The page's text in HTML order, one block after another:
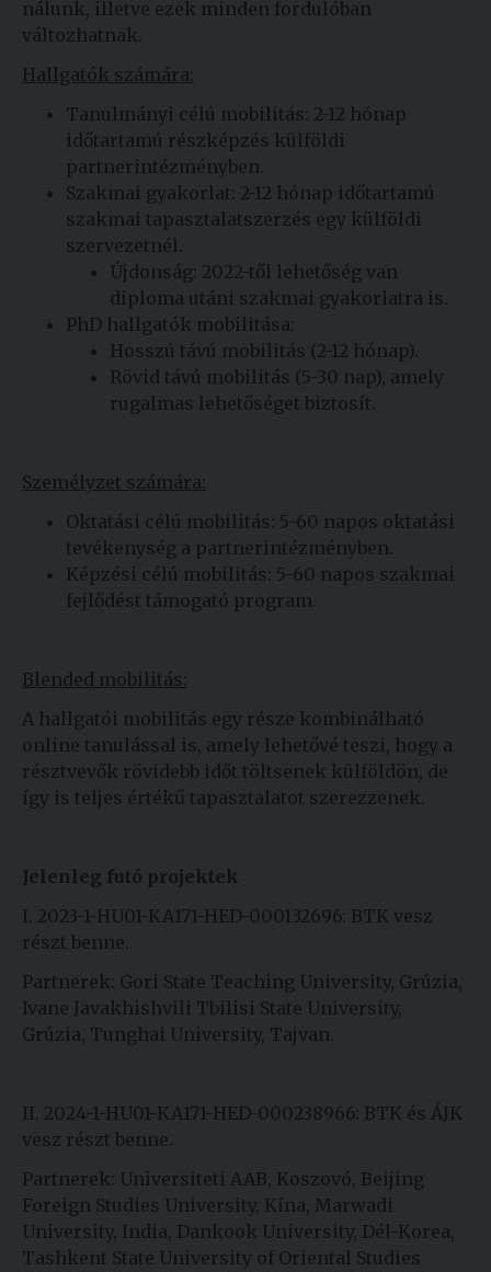
nálunk, illetve ezek minden fordulóban
változhatnak.
Hallgatók számára:
Tanulmányi célú mobilitás: 2-12 hónap
időtartamú részképzés külföldi
partnerintézményben.
Szakmai gyakorlat: 2-12 hónap időtartamú
szakmai tapasztalatszerzés egy külföldi
szervezetnél.
Újdonság: 2022-től lehetőség van
diploma utáni szakmai gyakorlatra is.
PhD hallgatók mobilitása:
Hosszú távú mobilitás (2-12 hónap).
Rövid távú mobilitás (5-30 nap), amely
rugalmas lehetőséget biztosít.
Személyzet számára:
Oktatási célú mobilitás: 5-60 napos oktatási
tevékenység a partnerintézményben.
Képzési célú mobilitás: 5-60 napos szakmai
fejlődést támogató program.
Blended mobilitás:
A hallgatói mobilitás egy része kombinálható
online tanulással is, amely lehetővé teszi, hogy a
résztvevők rövidebb időt töltsenek külföldön, de
így is teljes értékű tapasztalatot szerezzenek.
Jelenleg futó projektek
I. 2023-1-HU01-KA171-HED-000132696: BTK vesz
részt benne.
Partnerek: Gori State Teaching University, Grúzia,
Ivane Javakhishvili Tbilisi State University,
Grúzia, Tunghai University, Tajvan.
II. 2024-1-HU01-KA171-HED-000238966: BTK és ÁJK
vesz részt benne.
Partnerek: Universiteti AAB, Koszovó, Beijing
Foreign Studies University, Kína, Marwadi
University, India, Dankook University, Dél-Korea,
Tashkent State University of Oriental Studies